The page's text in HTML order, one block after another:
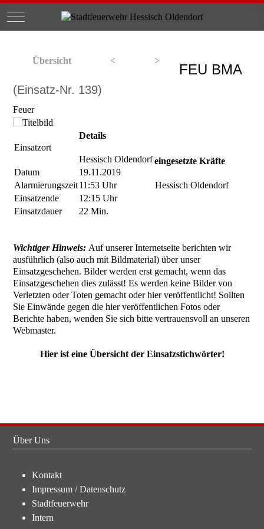
Mobile Menu Toggle
Übersicht < >
FEU BMA
(Einsatz-Nr. 139)
Feuer
Einsatzort
Details
Hessisch Oldendorf
Datum
19.11.2019
Alarmierungszeit11:53 Uhr
Einsatzende
12:15 Uhr
Einsatzdauer
22 Min.
eingesetzte Kräfte
Hessisch Oldendorf
Wichtiger Hinweis: Auf unserer Internetseite berichten wir
ausführlich (also auch mit Bildmaterial) über unser
Einsatzgeschehen. Bilder werden erst gemacht, wenn das
Einsatzgeschehen dies zulässt! Es werden keine Bilder von
Verletzten oder Toten gemacht oder hier veröffentlicht! Sollten
Sie Einwände gegen die hier veröffentlichen Fotos oder
Berichte haben, wenden Sie sich bitte vertrauensvoll an unseren
Webmaster.
Hier ist eine Übersicht der Einsatzstichwörter!
Über Uns
Kontakt
Impressum /Datenschutz
Stadtfeuerwehr
Intern